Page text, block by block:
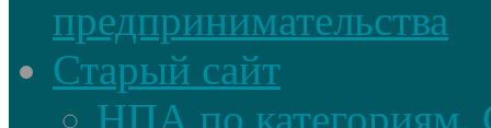
предпринимательства
Старый сайт